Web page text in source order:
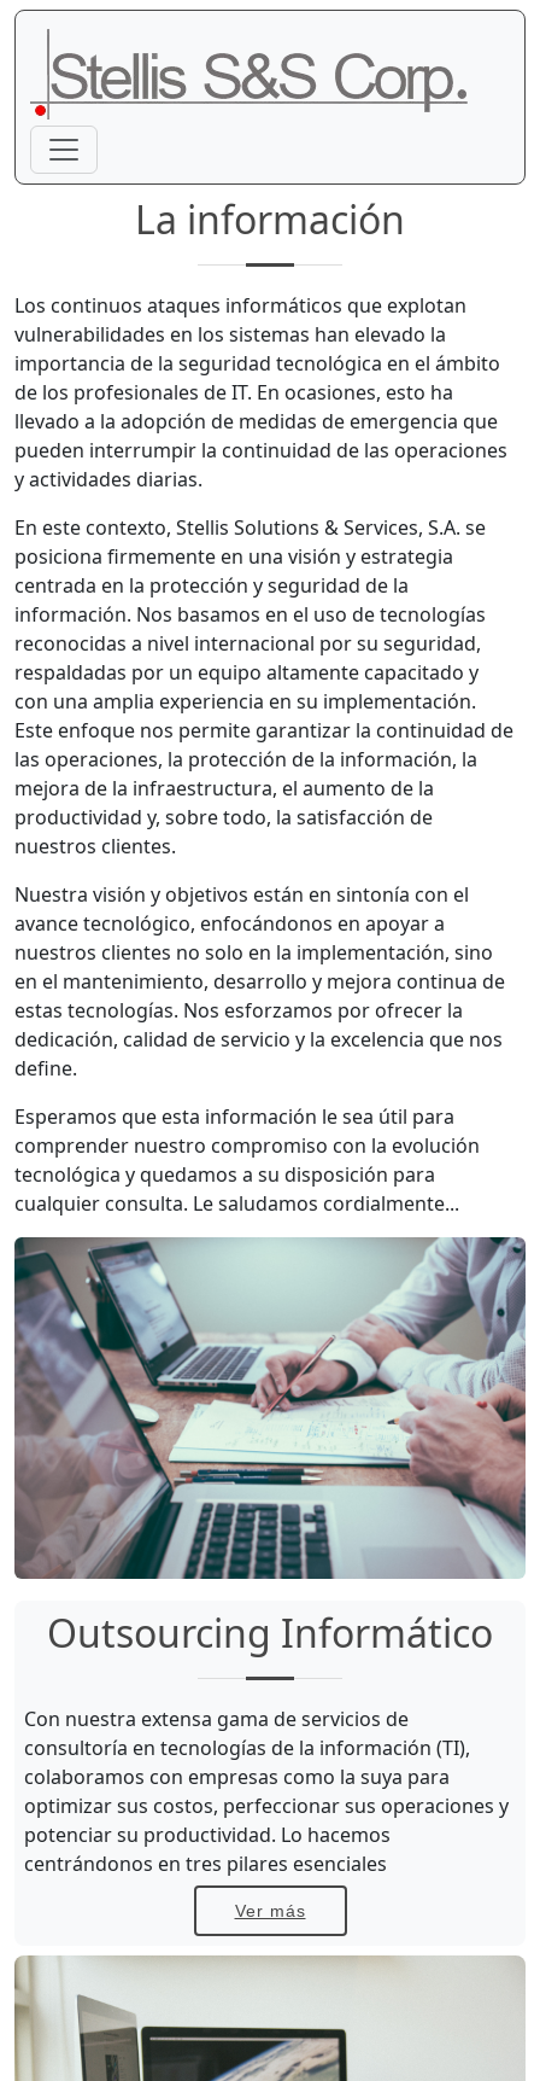
La información
Los continuos ataques informáticos que explotan
vulnerabilidades en los sistemas han elevado la
importancia de la seguridad tecnológica en el ámbito
de los profesionales de IT. En ocasiones, esto ha
llevado a la adopción de medidas de emergencia que
pueden interrumpir la continuidad de las operaciones
y actividades diarias.
En este contexto, Stellis Solutions & Services, S.A. se
posiciona firmemente en una visión y estrategia
centrada en la protección y seguridad de la
información. Nos basamos en el uso de tecnologías
reconocidas a nivel internacional por su seguridad,
respaldadas por un equipo altamente capacitado y
con una amplia experiencia en su implementación.
Este enfoque nos permite garantizar la continuidad de
las operaciones, la protección de la información, la
mejora de la infraestructura, el aumento de la
productividad y, sobre todo, la satisfacción de
nuestros clientes.
Nuestra visión y objetivos están en sintonía con el
avance tecnológico, enfocándonos en apoyar a
nuestros clientes no solo en la implementación, sino
en el mantenimiento, desarrollo y mejora continua de
estas tecnologías. Nos esforzamos por ofrecer la
dedicación, calidad de servicio y la excelencia que nos
define.
Esperamos que esta información le sea útil para
comprender nuestro compromiso con la evolución
tecnológica y quedamos a su disposición para
cualquier consulta. Le saludamos cordialmente...
Outsourcing Informático
Con nuestra extensa gama de servicios de
consultoría en tecnologías de la información (TI),
colaboramos con empresas como la suya para
optimizar sus costos, perfeccionar sus operaciones y
potenciar su productividad. Lo hacemos
centrándonos en tres pilares esenciales
Ver más